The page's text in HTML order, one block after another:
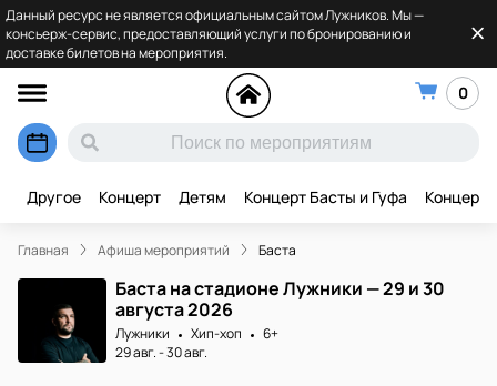
Данный ресурс не является официальным сайтом Лужников. Мы —
консьерж-сервис, предоставляющий услуги по бронированию и
доставке билетов на мероприятия.
0
Другое Концерт Детям Концерт Басты и Гуфа Концерт
Главная Афиша мероприятий Баста
Баста на стадионе Лужники — 29 и 30
августа 2026
Лужники Хип-хоп
6+
29 авг.-30 авг.